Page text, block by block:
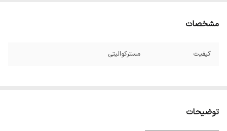
مشخصات
کیفیت مسترکوالیتی
توضیحات